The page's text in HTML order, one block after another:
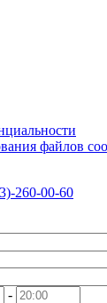
файлов
260-00-60
-